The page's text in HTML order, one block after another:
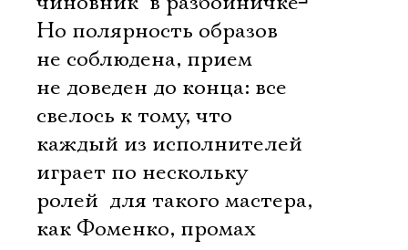
Но полярность образов
не соблюдена, прием
не доведен до конца: все
свелось к тому, что
каждый из исполнителей
играет по нескольку
ролей  для такого мастера,
как Фоменко, промах